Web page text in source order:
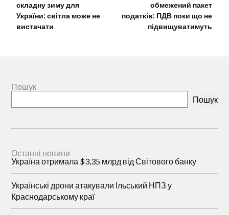
складну зиму для
України: світла може не
вистачати
обмежений пакет
податків: ПДВ поки що не
підвищуватимуть
Пошук
Пошук
Останні новини
Україна отримала $3,35 млрд від Світового банку
Українські дрони атакували Ільський НПЗ у
Краснодарському краї